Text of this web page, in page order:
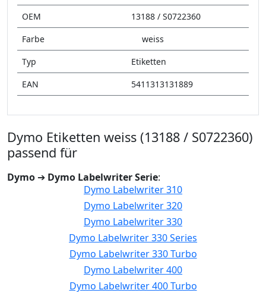
OEM
13188 / S0722360
Farbe
weiss
Typ
Etiketten
EAN
5411313131889
Dymo Etiketten weiss (13188 / S0722360)
passend für
Dymo ➔ Dymo Labelwriter Serie:
Dymo Labelwriter 310
Dymo Labelwriter 320
Dymo Labelwriter 330
Dymo Labelwriter 330 Series
Dymo Labelwriter 330 Turbo
Dymo Labelwriter 400
Dymo Labelwriter 400 Turbo